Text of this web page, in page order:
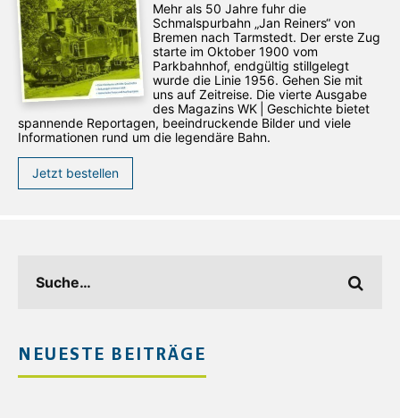
Mehr als 50 Jahre fuhr die
Schmalspurbahn „Jan ­Reiners“ von
Bremen nach Tarmstedt. Der erste Zug
starte im Oktober 1900 vom
Parkbahnhof, endgültig stillgelegt
wurde die Linie 1956. Gehen Sie mit
uns auf Zeitreise. Die vierte Ausgabe
des ­Magazins WK | Geschichte bietet
spannende Reportagen, beeindruckende Bilder und viele
Informationen rund um die legendäre Bahn.
Jetzt bestellen
NEUESTE BEITRÄGE